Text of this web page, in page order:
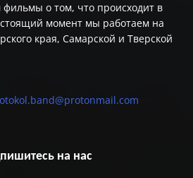
о том, что происходит в
момент мы работаем на
края, Самарской и Тверской
на нас